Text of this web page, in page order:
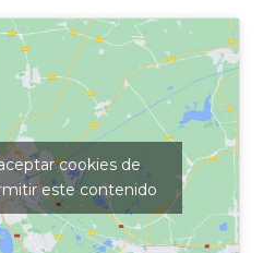
cookies de
este contenido